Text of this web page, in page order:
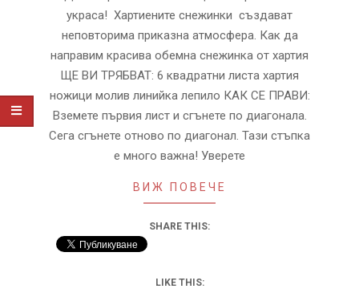
украса! Хартиените снежинки създават
неповторима приказна атмосфера. Как да
направим красива обемна снежинка от хартия
ЩЕ ВИ ТРЯБВАТ: 6 квадратни листа хартия
ножици молив линийка лепило КАК СЕ ПРАВИ:
Вземете първия лист и сгънете по диагонала.
Сега сгънете отново по диагонал. Тази стъпка
е много важна! Уверете
ВИЖ ПОВЕЧЕ
SHARE THIS:
LIKE THIS: